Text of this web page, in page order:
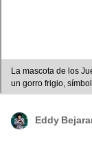
La mascota de los
un gorro frigio,
LR/París 2024/
Eddy